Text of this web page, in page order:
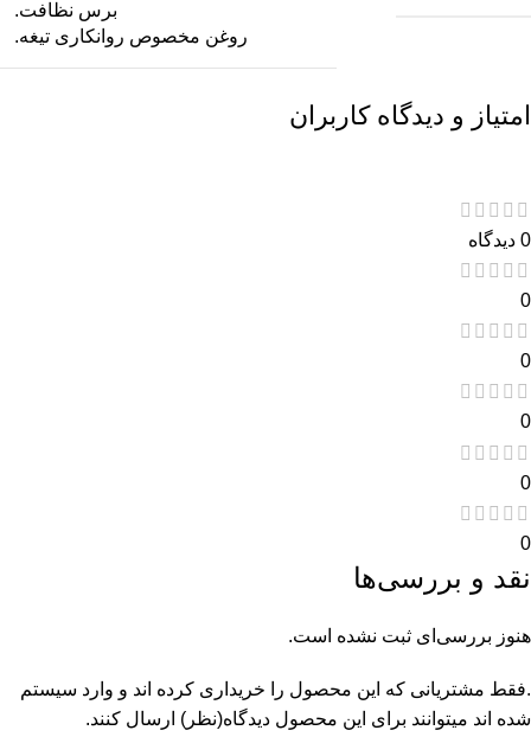
برس نظافت.
روغن مخصوص روانکاری تیغه.
امتیاز و دیدگاه کاربران
0 دیدگاه
0
0
0
0
0
نقد و بررسی‌ها
هنوز بررسی‌ای ثبت نشده است.
.فقط مشتریانی که این محصول را خریداری کرده اند و وارد سیستم
شده اند میتوانند برای این محصول دیدگاه(نظر) ارسال کنند.